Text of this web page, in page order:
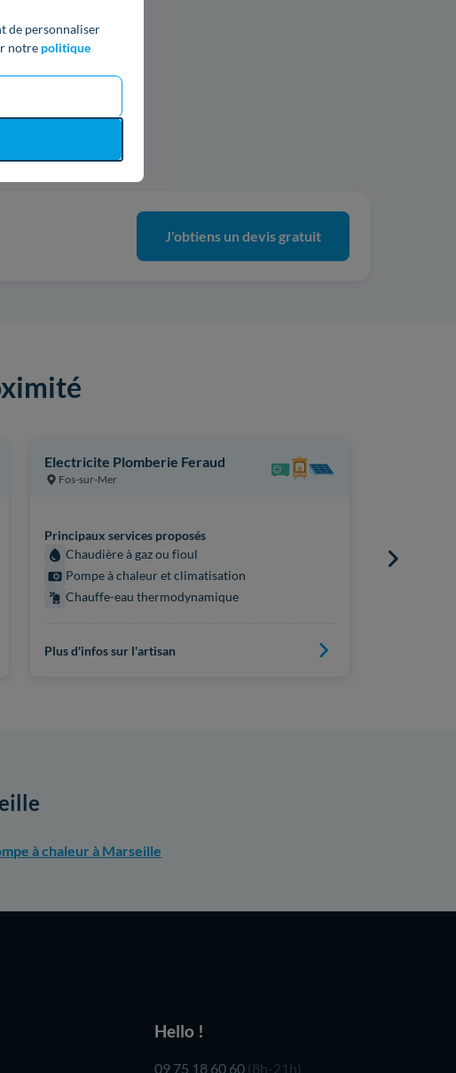
de personnaliser
notre politique
3 clics
J'obtiens un devis gratuit
Electricite Plomberie Feraud
Fos-sur-Mer
Principaux services proposés
Chaudière à gaz ou fioul
Pompe à chaleur et climatisation
Chauffe-eau thermodynamique
Plus d'infos sur l'artisan
à chaleur à Marseille
Hello !
09 75 18 60 60 (8h-21h)